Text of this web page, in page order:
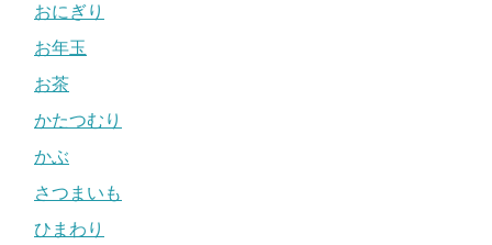
おにぎり
お年玉
お茶
かたつむり
かぶ
さつまいも
ひまわり